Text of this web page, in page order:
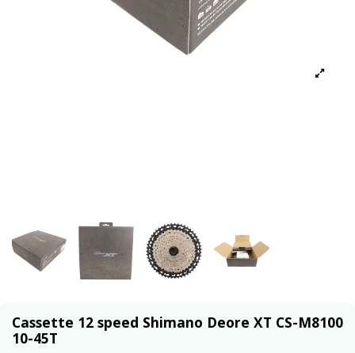
Cassette 12 speed Shimano Deore XT CS-M8100
10-45T